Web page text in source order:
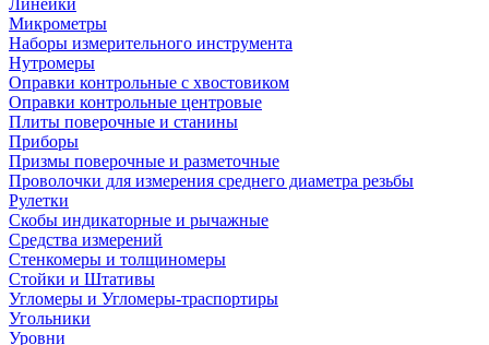
Линейки
Микрометры
Наборы измерительного инструмента
Нутромеры
Оправки контрольные с хвостовиком
Оправки контрольные центровые
Плиты поверочные и станины
Приборы
Призмы поверочные и разметочные
Проволочки для измерения среднего диаметра резьбы
Рулетки
Скобы индикаторные и рычажные
Средства измерений
Стенкомеры и толщиномеры
Стойки и Штативы
Угломеры и Угломеры-траспортиры
Угольники
Уровни